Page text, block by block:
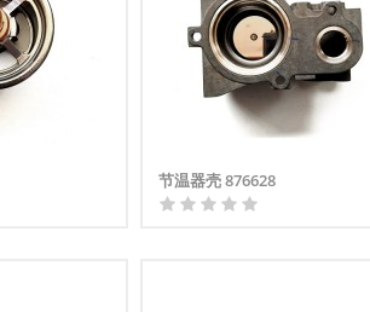
节温器壳 876628